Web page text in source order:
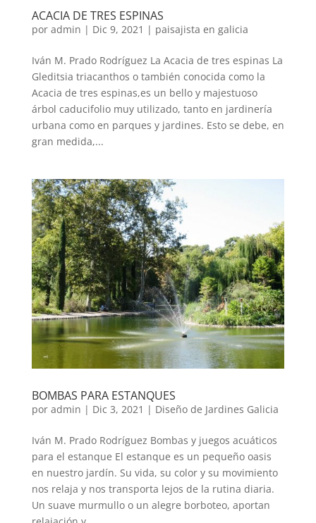
ACACIA DE TRES ESPINAS
por admin | Dic 9, 2021 | paisajista en galicia
Iván M. Prado Rodríguez La Acacia de tres espinas La
Gleditsia triacanthos o también conocida como la
Acacia de tres espinas,es un bello y majestuoso
árbol caducifolio muy utilizado, tanto en jardinería
urbana como en parques y jardines. Esto se debe, en
gran medida,...
BOMBAS PARA ESTANQUES
por admin | Dic 3, 2021 | Diseño de Jardines Galicia
Iván M. Prado Rodríguez Bombas y juegos acuáticos
para el estanque El estanque es un pequeño oasis
en nuestro jardín. Su vida, su color y su movimiento
nos relaja y nos transporta lejos de la rutina diaria.
Un suave murmullo o un alegre borboteo, aportan